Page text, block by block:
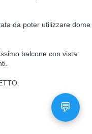
da poter utilizzare dome
balcone con vista